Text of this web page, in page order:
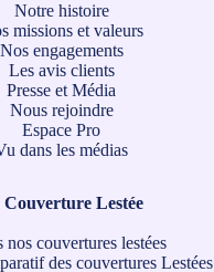
Notre histoire
missions et valeurs
Nos engagements
Les avis clients
Presse et Média
Nous rejoindre
Espace Pro
dans les médias
Lestée
nos couvertures lestées
des couvertures Lestées